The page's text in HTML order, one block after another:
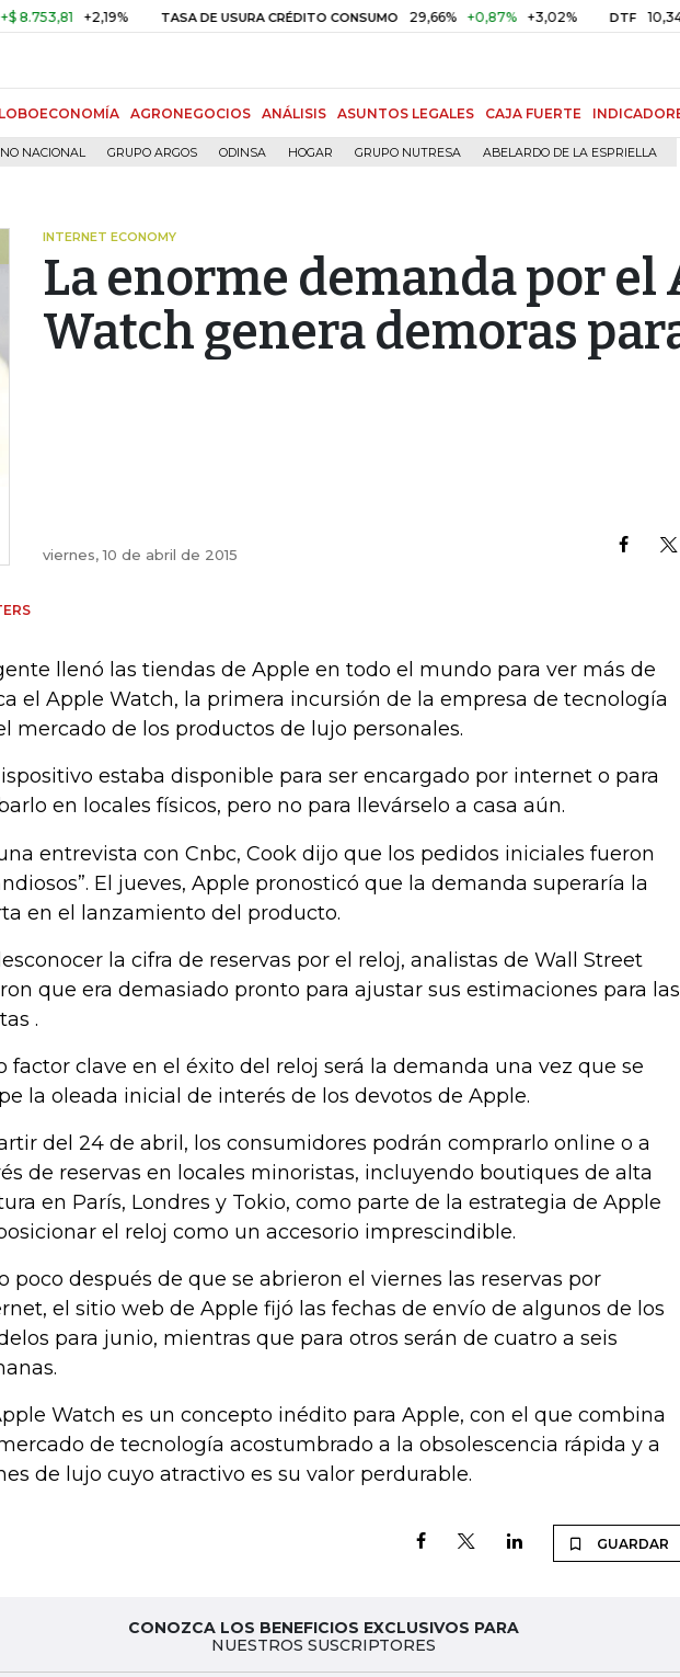
+2,19% TASA DE USURA CRÉDITO CONSUMO 29,66% +0,87% +3,02% DTF 10,34%
AGRONEGOCIOS ANÁLISIS ASUNTOS LEGALES CAJA FUERTE
NACIONAL GRUPO ARGOS ODINSA HOGAR GRUPO NUTRESA ABELARDO DE LA ESPRIELLA
INTERNET ECONOMY
La enorme demanda por el
Watch genera demoras
viernes, 10 de abril de 2015
llenó las tiendas de Apple en todo el mundo para ver más de
el Apple Watch, la primera incursión de la empresa de tecnología
mercado de los productos de lujo personales.
estaba disponible para ser encargado por internet o para
en locales físicos, pero no para llevárselo a casa aún.
entrevista con Cnbc, Cook dijo que los pedidos iniciales fueron
El jueves, Apple pronosticó que la demanda superaría la
en el lanzamiento del producto.
la cifra de reservas por el reloj, analistas de Wall Street
que era demasiado pronto para ajustar sus estimaciones para las
.
factor clave en el éxito del reloj será la demanda una vez que se
la oleada inicial de interés de los devotos de Apple.
del 24 de abril, los consumidores podrán comprarlo online o a
de reservas en locales minoristas, incluyendo boutiques de alta
en París, Londres y Tokio, como parte de la estrategia de Apple
el reloj como un accesorio imprescindible.
poco después de que se abrieron el viernes las reservas por
el sitio web de Apple fijó las fechas de envío de algunos de los
para junio, mientras que para otros serán de cuatro a seis
Watch es un concepto inédito para Apple, con el que combina
de tecnología acostumbrado a la obsolescencia rápida y a
de lujo cuyo atractivo es su valor perdurable.
GUARDAR
CONOZCA LOS BENEFICIOS EXCLUSIVOS PARA
NUESTROS SUSCRIPTORES